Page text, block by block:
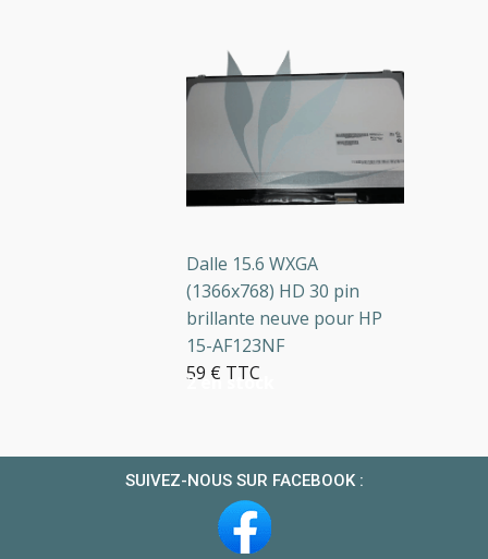
2 en stock
Dalle 15.6 WXGA
(1366x768) HD 30 pin
brillante neuve pour HP
15-AF123NF
59 € TTC
SUIVEZ-NOUS SUR FACEBOOK :